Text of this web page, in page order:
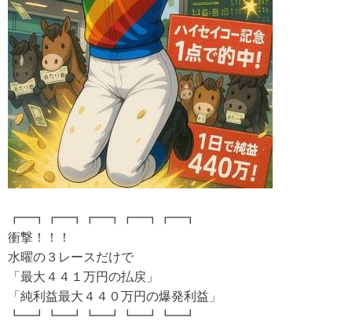
┏━┓┏━┓┏━┓┏━┓┏━┓
衝撃！！！
水曜の３レースだけで
「最大４４１万円の払戻」
「純利益最大４４０万円の爆発利益」
┗━┛┗━┛┗━┛┗━┛┗━┛